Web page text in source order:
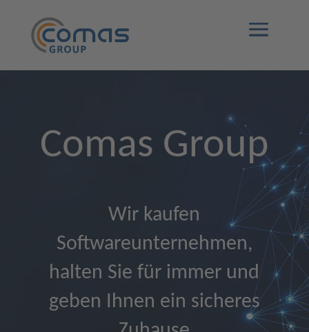
Comas Group
Wir kaufen
Softwareunternehmen,
halten Sie für immer und
geben Ihnen ein sicheres